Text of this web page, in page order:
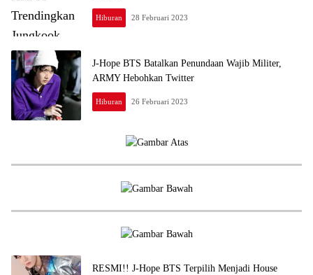
Hiburan 28 Februari 2023
J-Hope BTS Batalkan Penundaan Wajib Militer,
ARMY Hebohkan Twitter
Hiburan 26 Februari 2023
RESMI!! J-Hope BTS Terpilih Menjadi House